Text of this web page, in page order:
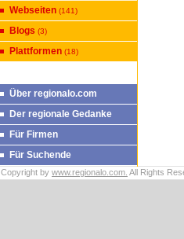
Webseiten (141)
Blogs (3)
Plattformen (18)
Über regionalo.com
Der regionale Gedanke
Für Firmen
Für Suchende
Copyright by www.regionalo.com. All Rights